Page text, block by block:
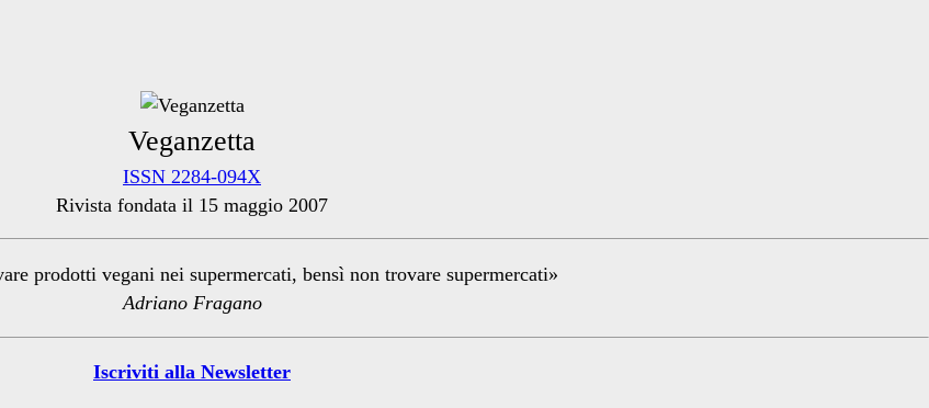
Veganzetta
ISSN 2284-094X
Rivista fondata il 15 maggio 2007
prodotti vegani nei supermercati, bensì non trovare supermercati»
Adriano Fragano
Iscriviti alla Newsletter